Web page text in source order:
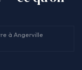
à Angerville